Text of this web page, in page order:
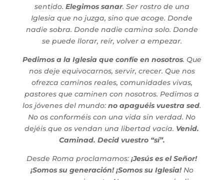
sentido. Elegimos sanar. Ser rostro de una
Iglesia que no juzga, sino que acoge. Donde
nadie sobra. Donde nadie camina solo. Donde
se puede llorar, reír, volver a empezar.
Pedimos a la Iglesia que confíe en nosotros. Que
nos deje equivocarnos, servir, crecer. Que nos
ofrezca caminos reales, comunidades vivas,
pastores que caminen con nosotros. Pedimos a
los jóvenes del mundo:no apaguéis vuestra sed.
No os conforméis con una vida sin verdad. No
dejéis que os vendan una libertad vacía. Venid.
Caminad. Decid vuestro “sí”.
Desde Roma proclamamos:¡Jesús es el Señor!
¡Somos su generación! ¡Somos su Iglesia!No